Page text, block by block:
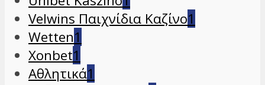
Velwins Παιχνίδια Καζίνο1
Wetten1
Xonbet1
Αθλητικά1